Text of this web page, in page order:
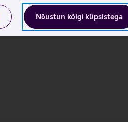
Nõustun kõigi küpsistega